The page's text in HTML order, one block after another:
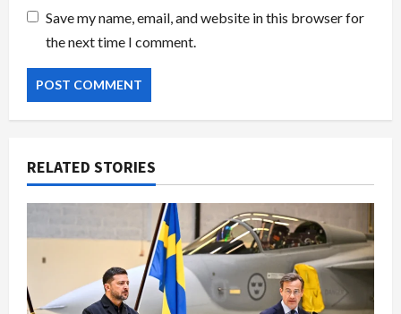
Save my name, email, and website in this browser for
the next time I comment.
RELATED STORIES